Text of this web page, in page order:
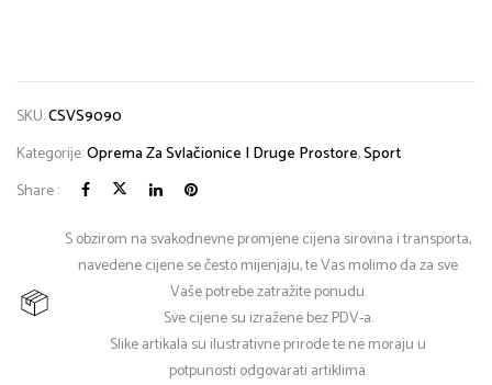
SKU:CSVS9090
Kategorije:Oprema Za Svlačionice I Druge Prostore,Sport
Share :
S obzirom na svakodnevne promjene cijena sirovina i transporta,
navedene cijene se često mijenjaju, te Vas molimo da za sve
Vaše potrebe zatražite ponudu.
Sve cijene su izražene bez PDV-a.
Slike artikala su ilustrativne prirode te ne moraju u
potpunosti odgovarati artiklima.